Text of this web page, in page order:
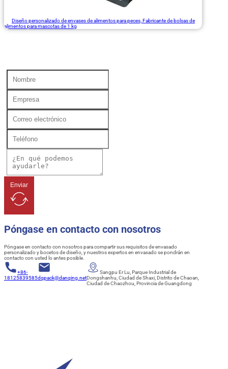
Diseño personalizado de envases de alimentos para peces, Fabricante de bolsas de
alimentos para mascotas de 1 kg
Enviar
Póngase en contacto con nosotros
Póngase en contacto con nosotros para compartir sus requisitos de envasado
personalizado y bocetos de diseño, y nuestros expertos en envasado se pondrán en
contacto con usted lo antes posible.
+86-
18125839585dqpack@danqing.net
Sangpu Er Lu, Parque Industrial de
Dongshanhu, Ciudad de Shaxi, Distrito de Chaoan,
Ciudad de Chaozhou, Provincia de Guangdong